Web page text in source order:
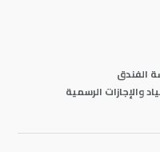
الفندق
والإجازات الرسمية